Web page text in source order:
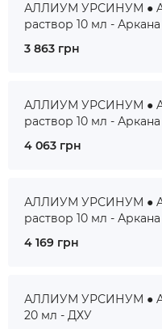
АЛЛИУМ УРСИНУМ ●
раствор 10 мл -
3 863 грн
АЛЛИУМ УРСИНУМ ●
раствор 10 мл -
4 063 грн
АЛЛИУМ УРСИНУМ ●
раствор 10 мл -
4 169 грн
АЛЛИУМ УРСИНУМ ●
20 мл - ДХУ